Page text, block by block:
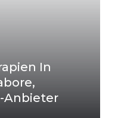
In
Anbieter